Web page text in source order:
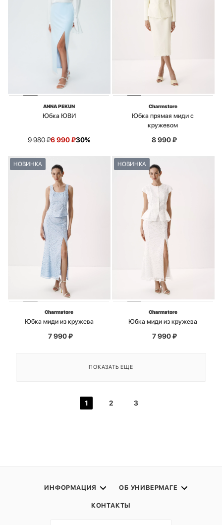
ANNA PEKUN
Юбка ЮВИ
9 980₽6 990₽30%
Charmstore
Юбка прямая миди с
кружевом
8 990₽
НОВИНКА
Charmstore
Юбка миди из кружева
7 990₽
НОВИНКА
Charmstore
Юбка миди из кружева
7 990₽
ПОКАЗАТЬ ЕЩЕ
1 2 3
ИНФОРМАЦИЯ ОБ УНИВЕРМАГЕ
КОНТАКТЫ